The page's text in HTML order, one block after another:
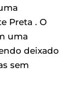
Preta . O
uma
deixado
sem